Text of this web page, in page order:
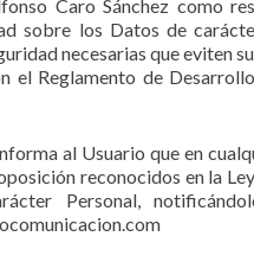
Caro Sánchez como
sobre los Datos de
necesarias que eviten
el Reglamento de
al Usuario que en
reconocidos en la
Personal,